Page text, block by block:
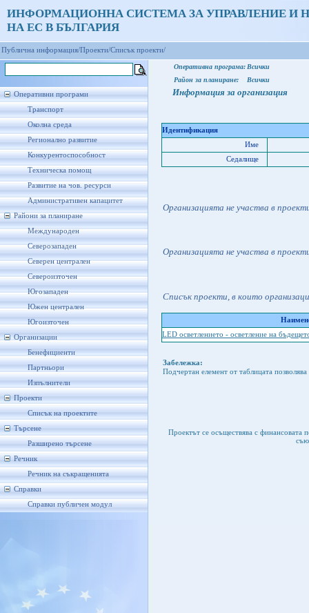
ИНФОРМАЦИОННА СИСТЕМА ЗА УПРАВЛЕНИЕ И
НА ЕС В БЪЛГАРИЯ
Публична информация/Проекти/Списък проекти/
Оперативни програми
Транспорт
Околна среда
Регионално развитие
Конкурентоспособност
Техническа помощ
Развитие на чов. ресурси
Административен капацитет
Райони за планиране
Международен
Северозападен
Северен централен
Североизточен
Югозападен
Южен централен
Югоизточен
Организации
Бенефициенти
Партньори
Изпълнители
Проекти
Списък на проектите
Търсене
Разширено търсене
Речник
Речник на съкращенията
Справки
Справки публичен модул
Оперативна програма: Всички
Район за планиране:
Всички
Информация за организация
Идентификация
Име
Седалище
Организацията не участва в
Организацията не участва в
Списък проекти, в които
LED осветлението - осветление на
Забележка:
Подчертан елемент от таблицата
Проектът се осъществява с финансовата